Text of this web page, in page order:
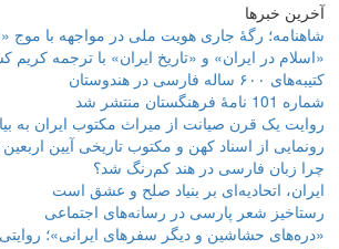
آخرین خبرها
شاهنامه؛ رگۀ جاری هویت ملی در مواجهه با موج
«اسلام در ایران» و «تاریخ ایران» با ترجمه کریم
کتیبه‌های ۶۰۰ ساله فارسی در هندوستان
شماره 101 نامۀ فرهنگستان منتشر شد
روایت یک قرن صیانت از میراث مکتوب ایران به
رونمایی از اسناد کهن و مکتوب تاریخی آیین
چرا زبان فارسی در هند کم‌رنگ شد؟
ایران، اتحادیه‌ای بر بنیاد صلح و عشق است
رستاخیز شعر پارسی در رسانه‌های اجتماعی
«دره‌های حشاشین و دیگر سفرهای ایرانی»؛